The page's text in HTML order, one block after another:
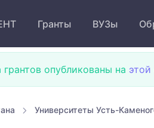
Гранты ВУЗы
грантов опубликованы на
Университеты Усть-